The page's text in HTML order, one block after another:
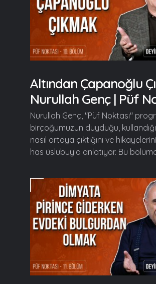
Altından Çapanoğlu
Nurullah Genç | Püf
Nurullah Genç, "Püf Noktası"
birçoğumuzun duyduğu,
nasıl ortaya çıktığını ve
has üslubuyla anlatıyor. Bu